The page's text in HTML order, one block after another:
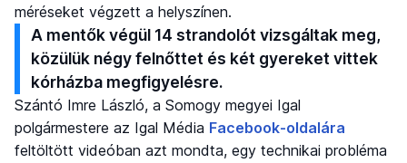
méréseket végzett a helyszínen.
A mentők végül 14 strandolót vizsgáltak meg,
közülük négy felnőttet és két gyereket vittek
kórházba megfigyelésre.
Szántó Imre László, a Somogy megyei Igal
polgármestere az Igal Média Facebook-oldalára
feltöltött videóban azt mondta, egy technikai probléma